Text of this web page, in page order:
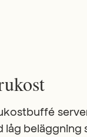
låg beläggning